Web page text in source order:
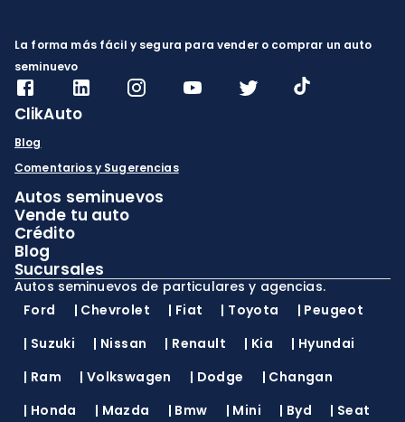
La forma más fácil y segura para vender o comprar un auto
seminuevo
ClikAuto
Blog
Comentarios y Sugerencias
Autos seminuevos
Vende tu auto
Crédito
Blog
Sucursales
Autos seminuevos de particulares y agencias.
Ford
| Chevrolet | Fiat | Toyota | Peugeot
| Suzuki | Nissan | Renault | Kia | Hyundai
| Ram | Volkswagen | Dodge | Changan
| Honda | Mazda | Bmw | Mini | Byd | Seat